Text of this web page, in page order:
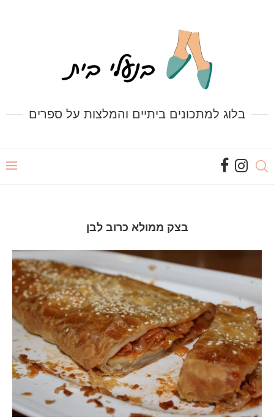
בלוג למתכונים ביתיים והמלצות על ספרים
בצק ממולא כרוב לבן